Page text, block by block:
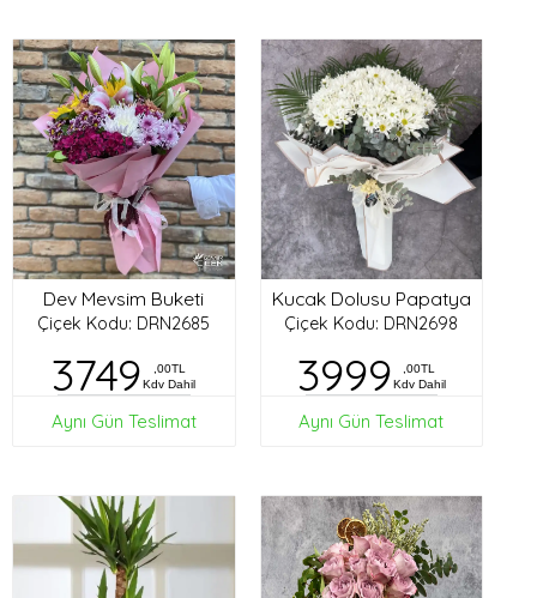
Dev Mevsim Buketi
Çiçek Kodu: DRN2685
3749
,00TL
Kdv Dahil
Aynı Gün Teslimat
Kucak Dolusu Papatya
Çiçek Kodu: DRN2698
3999
,00TL
Kdv Dahil
Aynı Gün Teslimat